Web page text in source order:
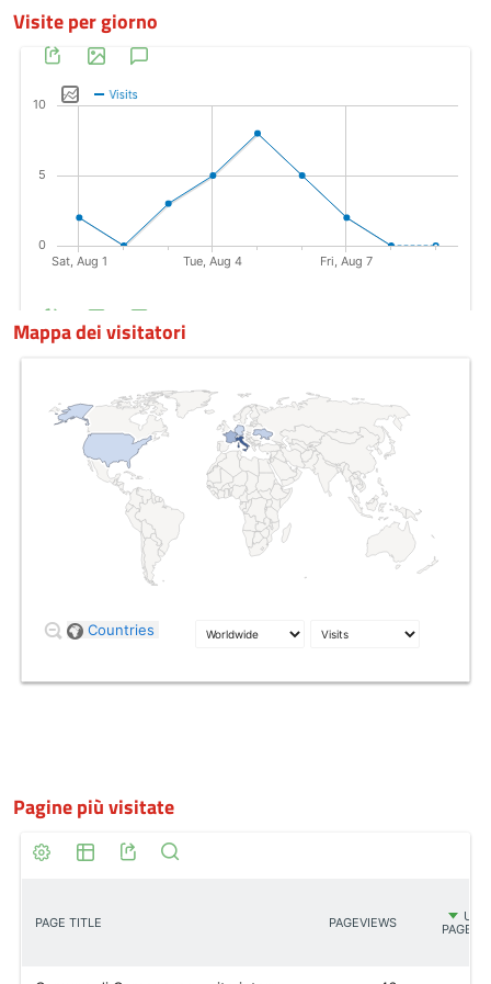
Visite per giorno
Mappa dei visitatori
Pagine più visitate